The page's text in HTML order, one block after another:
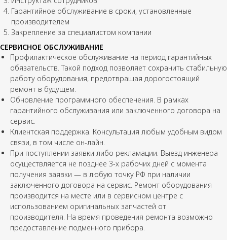
Гарантийное обслуживание в сроки, установленные
производителем
Закрепление за специалистом компании
СЕРВИСНОЕ ОБСЛУЖИВАНИЕ
Профилактическое обслуживание на период гарантийных
обязательств. Такой подход позволяет сохранить стабильную
работу оборудования, предотвращая дорогостоящий
ремонт в будущем.
Обновление программного обеспечения. В рамках
гарантийного обслуживания или заключенного договора на
сервис.
Клиентская поддержка. Консультация любым удобным видом
связи, в том числе он-лайн.
При поступлении заявки либо рекламации. Выезд инженера
осуществляется не позднее 3-х рабочих дней с момента
получения заявки — в любую точку РФ при наличии
заключенного договора на сервис. Ремонт оборудования
производится на месте или в сервисном центре с
использованием оригинальных запчастей от
производителя. На время проведения ремонта возможно
предоставление подменного прибора.